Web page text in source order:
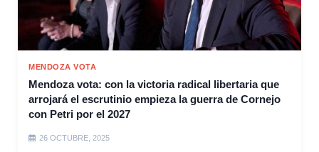
MENDOZA VOTA
Mendoza vota: con la victoria radical libertaria que
arrojará el escrutinio empieza la guerra de Cornejo
con Petri por el 2027
26 OCTUBRE, 2025